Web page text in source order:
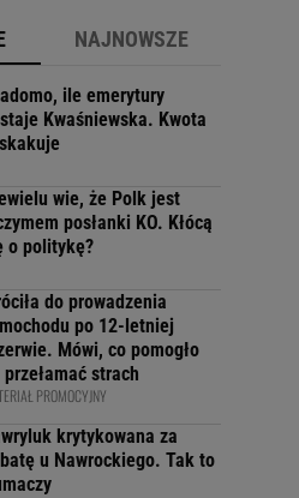
NAJNOWSZE
ile emerytury
Kwaśniewska. Kwota
wie, że Polk jest
posłanki KO. Kłócą
o politykę?
do prowadzenia
po 12-letniej
Mówi, co pomogło
strach
PROMOCYJNY
krytykowana za
u Nawrockiego. Tak to